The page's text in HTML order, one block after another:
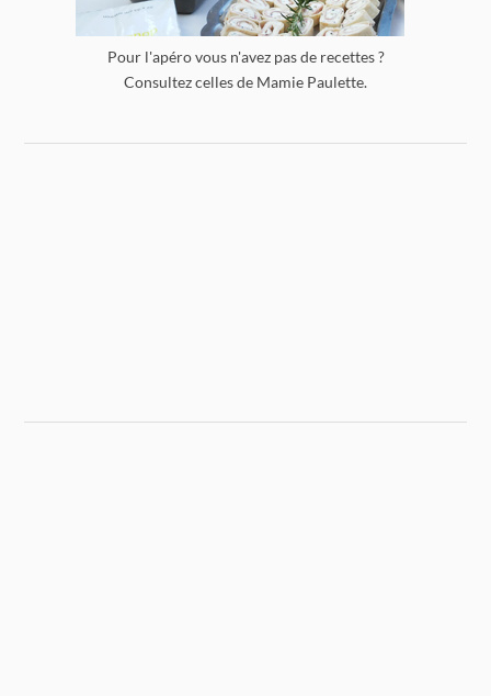
Pour l'apéro vous n'avez pas de recettes ?
Consultez celles de Mamie Paulette.